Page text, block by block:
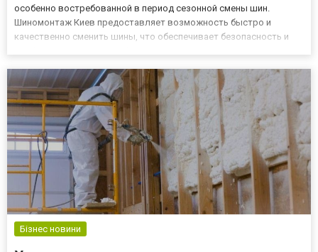
особенно востребованной в период сезонной смены шин.
Шиномонтаж Киев предоставляет возможность быстро и
качественно сменить шины, что обеспечивает безопасность и
обслуживание автомо...
Бізнес новини